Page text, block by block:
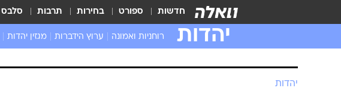
חדשות ספורט בחירות תרבות סלבס
יהדות רוחניות ואמונה ערוץ הידברות מגזין יהדות
יהדות